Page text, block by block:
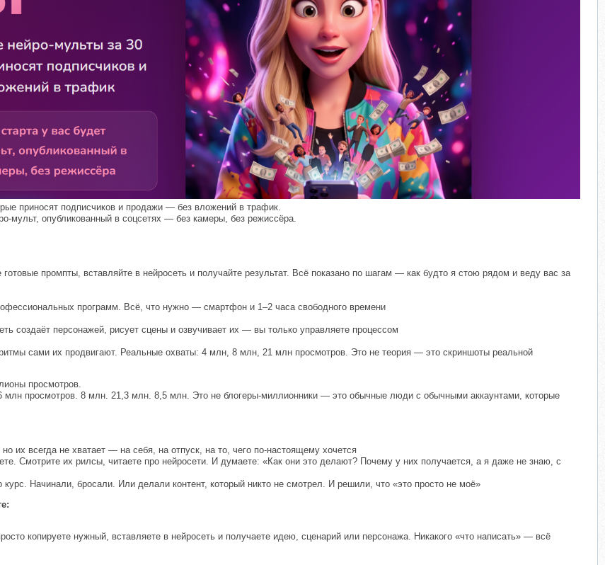
приносят подписчиков и продажи — без вложений в трафик.
мульт, опубликованный в соцсетях — без камеры, без режиссёра.
готовые промпты, вставляйте в нейросеть и получайте результат. Всё показано по шагам — как будто я стою рядом и веду вас за
программ. Всё, что нужно — смартфон и 1–2 часа свободного времени
создаёт персонажей, рисует сцены и озвучивает их — вы только управляете процессом
сами их продвигают. Реальные охваты: 4 млн, 8 млн, 21 млн просмотров. Это не теория — это скриншоты реальной
просмотров.
млн просмотров. 8 млн. 21,3 млн. 8,5 млн. Это не блогеры-миллионники — это обычные люди с обычными аккаунтами, которые
их всегда не хватает — на себя, на отпуск, на то, чего по-настоящему хочется
Смотрите их рилсы, читаете про нейросети. И думаете: «Как они это делают? Почему у них получается, а я даже не знаю, с
Начинали, бросали. Или делали контент, который никто не смотрел. И решили, что «это просто не моё»
копируете нужный, вставляете в нейросеть и получаете идею, сценарий или персонажа. Никакого «что написать» — всё